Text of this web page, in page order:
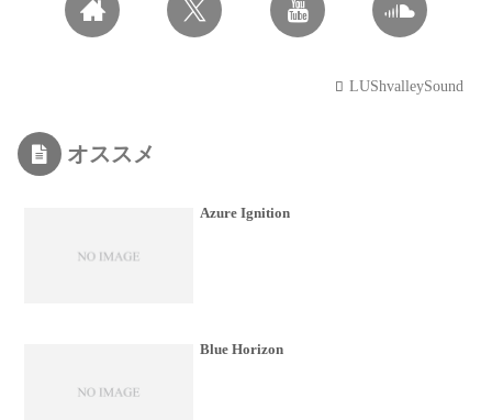
LUShvalleySound
オススメ
Azure Ignition
Blue Horizon